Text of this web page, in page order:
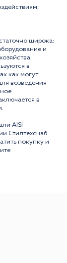
широка:
и
в
как могут
возведения
в
AISI
Стилтехснаб.
покупку и